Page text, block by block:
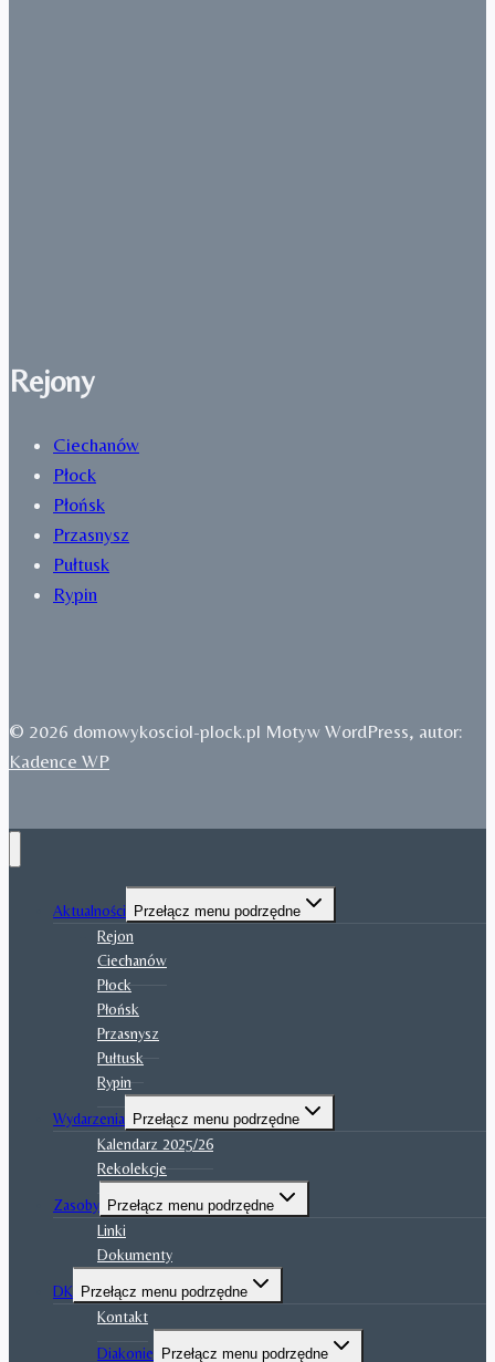
Rejony
Ciechanów
Płock
Płońsk
Przasnysz
Pułtusk
Rypin
© 2026 domowykosciol-plock.pl Motyw WordPress, autor:
Kadence WP
Aktualności Przełącz menu podrzędne
Rejon
Ciechanów
Płock
Płońsk
Przasnysz
Pułtusk
Rypin
Wydarzenia Przełącz menu podrzędne
Kalendarz 2025/26
Rekolekcje
Zasoby Przełącz menu podrzędne
Linki
Dokumenty
DK Przełącz menu podrzędne
Kontakt
Diakonie Przełącz menu podrzędne